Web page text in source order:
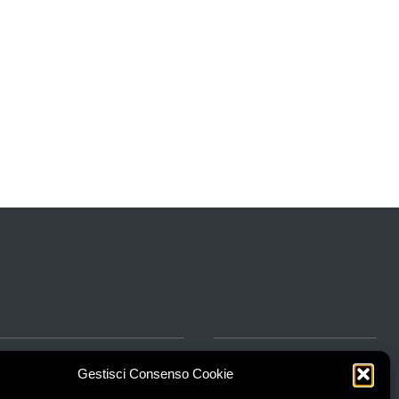
Gestisci Consenso Cookie